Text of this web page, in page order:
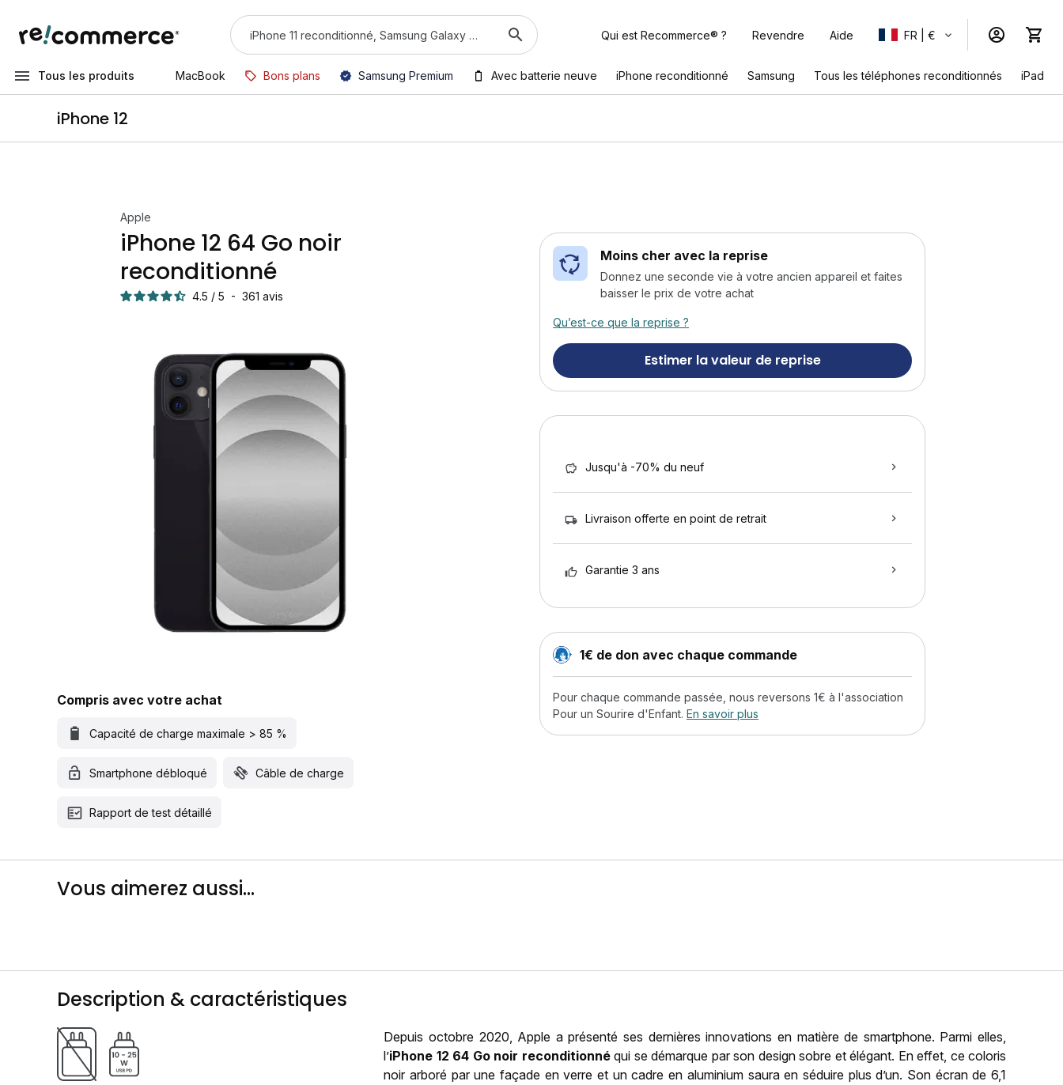
Qui est Recommerce® ? Revendre Aide FR | €
Tous les produits MacBook Bons plans Samsung Premium Avec batterie neuve iPhone reconditionné Samsung Tous les téléphones reconditionnés iPad
iPhone 12
Apple
iPhone 12 64 Go noir
reconditionné
4.5 / 5 - 361 avis
Compris avec votre achat
Capacité de charge maximale > 85 %
Smartphone débloqué Câble de charge
Rapport de test détaillé
Moins cher avec la reprise
Donnez une seconde vie à votre ancien appareil et faites
baisser le prix de votre achat
Qu’est-ce que la reprise ?
Estimer la valeur de reprise
Jusqu'à -70% du neuf
Livraison offerte en point de retrait
Garantie 3 ans
1€ de don avec chaque commande
Pour chaque commande passée, nous reversons 1€ à l'association
Pour un Sourire d'Enfant. En savoir plus
Vous aimerez aussi...
Description & caractéristiques
Depuis octobre 2020, Apple a présenté ses dernières innovations en matière de smartphone. Parmi elles,
l’iPhone 12 64 Go noir reconditionnéqui se démarque par son design sobre et élégant. En effet, ce coloris
noir arboré par une façade en verre et un cadre en aluminium saura en séduire plus d’un. Son écran de 6,1